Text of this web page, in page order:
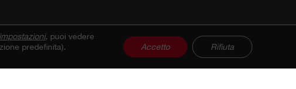
impostazioni, puoi vedere
predefinita).
Accetto Rifiuta